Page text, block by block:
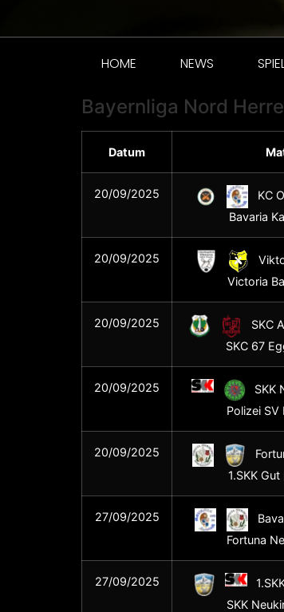
HOME NEWS
Bayernliga Nord
Datum
20/09/2025
KC
Bavaria
20/09/2025
Victoria
20/09/2025
SKC
SKC 67
20/09/2025
SKK
Polizei SV
20/09/2025
1.SKK
27/09/2025
Fortuna
27/09/2025
SKK